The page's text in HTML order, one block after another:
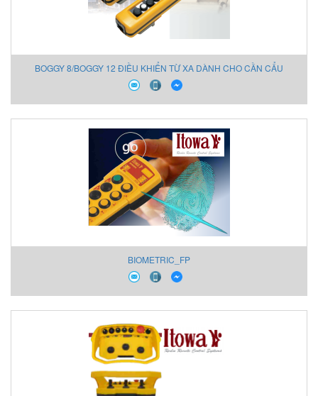
BOGGY 8/BOGGY 12 ĐIỀU KHIỂN TỪ XA DÀNH CHO CẦN CẨU
BIOMETRIC_FP